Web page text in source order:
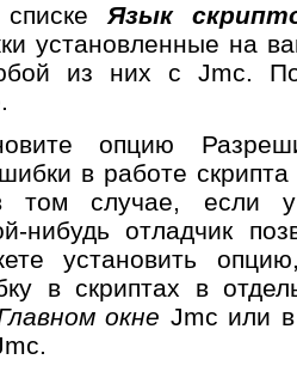
Язык
установленные на
из них с Jmc.
опцию
в работе
том случае, если
нибудь отладчик
установить
в скриптах в
окне Jmc или